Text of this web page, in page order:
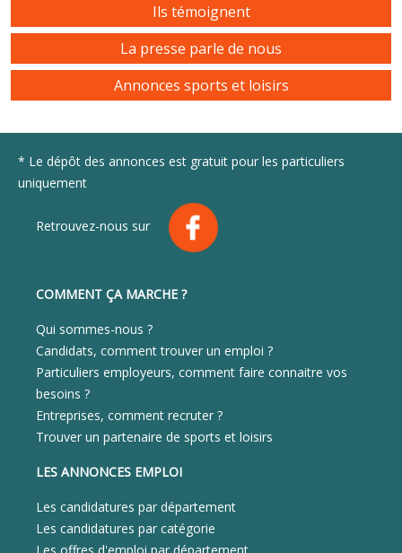
Ils témoignent
La presse parle de nous
Annonces sports et loisirs
* Le dépôt des annonces est gratuit pour les particuliers
uniquement
Retrouvez-nous sur
COMMENT ÇA MARCHE ?
Qui sommes-nous ?
Candidats, comment trouver un emploi ?
Particuliers employeurs, comment faire connaitre vos
besoins ?
Entreprises, comment recruter ?
Trouver un partenaire de sports et loisirs
LES ANNONCES EMPLOI
Les candidatures par département
Les candidatures par catégorie